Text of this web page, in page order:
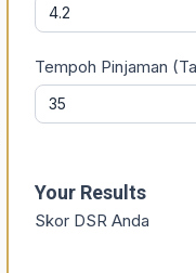
Tempoh Pinjaman
Your Results
Skor DSR Anda